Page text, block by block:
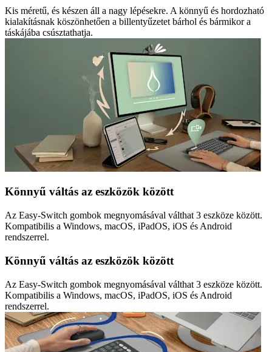
Kis méretű, és készen áll a nagy lépésekre. A könnyű és hordozható
kialakításnak köszönhetően a billentyűzetet bárhol és bármikor a
táskájába csúsztathatja.
Könnyű váltás az eszközök között
Az Easy-Switch gombok megnyomásával válthat 3 eszköze között.
Kompatibilis a Windows, macOS, iPadOS, iOS és Android
rendszerrel.
Könnyű váltás az eszközök között
Az Easy-Switch gombok megnyomásával válthat 3 eszköze között.
Kompatibilis a Windows, macOS, iPadOS, iOS és Android
rendszerrel.